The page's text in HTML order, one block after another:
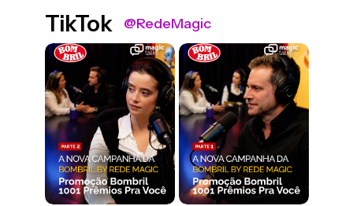
TikTok @RedeMagic